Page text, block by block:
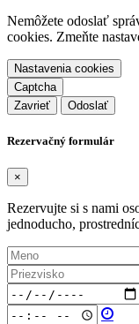
Nemôžete odoslať
cookies. Zmeňte
Nastavenia cookies
Captcha
Zavrieť
Rezervačný formulár
×
Rezervujte si s nami
jednoducho,